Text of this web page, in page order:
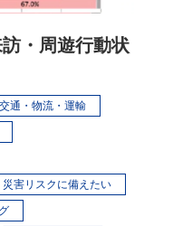
訪・周遊行動状
交通・物流・運輸
災害リスクに備えたい